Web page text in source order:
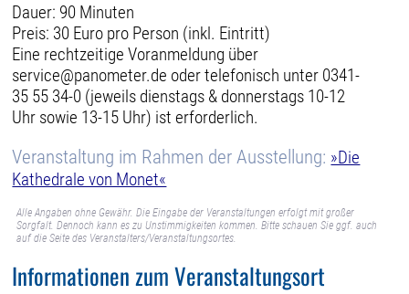
Dauer: 90 Minuten
Preis: 30 Euro pro Person (inkl. Eintritt)
Eine rechtzeitige Voranmeldung über
service@panometer.de oder telefonisch unter 0341-
35 55 34-0 (jeweils dienstags & donnerstags 10-12
Uhr sowie 13-15 Uhr) ist erforderlich.
Veranstaltung im Rahmen der Ausstellung: »Die
Kathedrale von Monet«
Alle Angaben ohne Gewähr. Die Eingabe der Veranstaltungen erfolgt mit großer
Sorgfalt. Dennoch kann es zu Unstimmigkeiten kommen. Bitte schauen Sie ggf. auch
auf die Seite des Veranstalters/Veranstaltungsortes.
Informationen zum Veranstaltungsort